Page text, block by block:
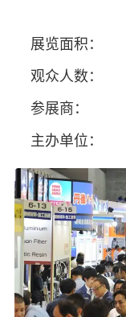
展览面积：
观众人数：
参展商：
主办单位：